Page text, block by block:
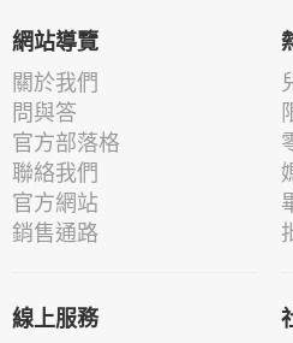
網站導覽
關於我們
問與答
官方部落格
聯絡我們
官方網站
銷售通路
線上服務